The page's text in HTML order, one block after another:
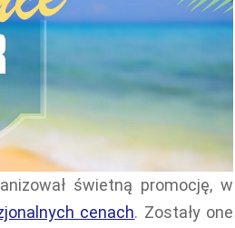
świetną promocję, w
cenach. Zostały one